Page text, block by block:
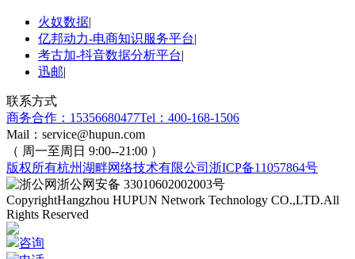
火奴数据|
亿邦动力-电商知识服务平台|
考古加-抖音数据分析平台|
迅邮|
联系方式
商务合作：15356680477Tel：400-168-1506
Mail：service@hupun.com
（ 周一至周日 9:00--21:00 ）
版权所有杭州湖畔网络技术有限公司 浙ICP备11057864号
浙公网安备 33010602002003号
CopyrightHangzhou HUPUN Network Technology CO.,LTD.All
Rights Reserved
咨询